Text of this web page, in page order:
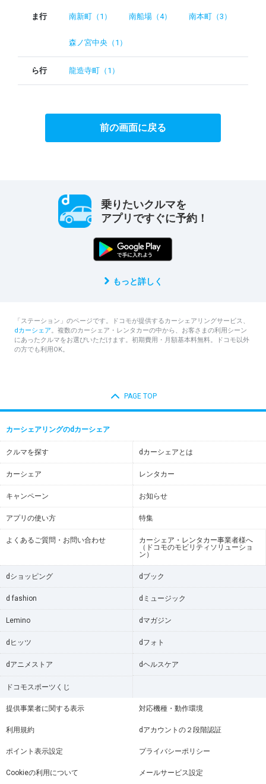
ま行 南新町（1） 南船場（4） 南本町（3）
森ノ宮中央（1）
ら行 龍造寺町（1）
前の画面に戻る
乗りたいクルマを
アプリですぐに予約！
もっと詳しく
「ステーション」のページです。ドコモが提供するカーシェアリングサービス、
dカーシェア。複数のカーシェア・レンタカーの中から、お客さまの利用シーン
にあったクルマをお選びいただけます。初期費用・月額基本料無料。ドコモ以外
の方でも利用OK。
PAGE TOP
カーシェアリングのdカーシェア
クルマを探す dカーシェアとは
カーシェア レンタカー
キャンペーン お知らせ
アプリの使い方 特集
よくあるご質問・お問い合わせ
カーシェア・レンタカー事業者様へ
（ドコモのモビリティソリューショ
ン）
dショッピング dブック
d fashion dミュージック
Lemino dマガジン
dヒッツ dフォト
dアニメストア dヘルスケア
ドコモスポーツくじ
提供事業者に関する表示 対応機種・動作環境
利用規約 dアカウントの２段階認証
ポイント表示設定 プライバシーポリシー
Cookieの利用について メールサービス設定